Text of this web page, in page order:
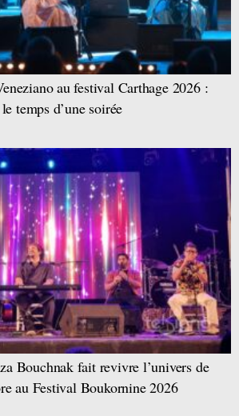
au festival Carthage 2026 :
temps d’une soirée
Bouchnak fait revivre l’univers de
au Festival Boukornine 2026